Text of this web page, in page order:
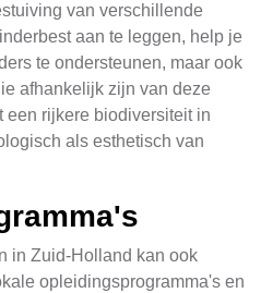
van verschillende
aan te leggen, help je
te ondersteunen, maar ook
afhankelijk zijn van deze
een rijkere biodiversiteit in
als esthetisch van
in Zuid-Holland kan ook
opleidingsprogramma's en